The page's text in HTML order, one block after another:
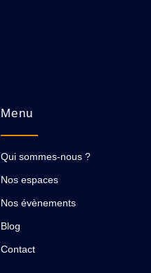
Menu
Qui sommes-nous ?
Nos espaces
Nos évènements
Blog
Contact